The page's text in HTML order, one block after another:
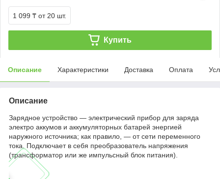
1 099 ₸ от 20 шт.
Купить
Описание Характеристики Доставка Оплата
Описание
Зарядное устройство — электрический прибор для заряда
электро аккумов и аккумуляторных батарей энергией
наружного источника; как правило, — от сети переменного
тока. Подключает в себя преобразователь напряжения
(трансформатор или же импульсный блок питания).